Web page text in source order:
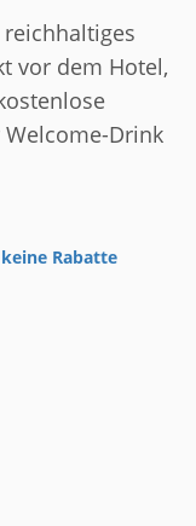
vor dem Hotel,
Drink
Rabatte